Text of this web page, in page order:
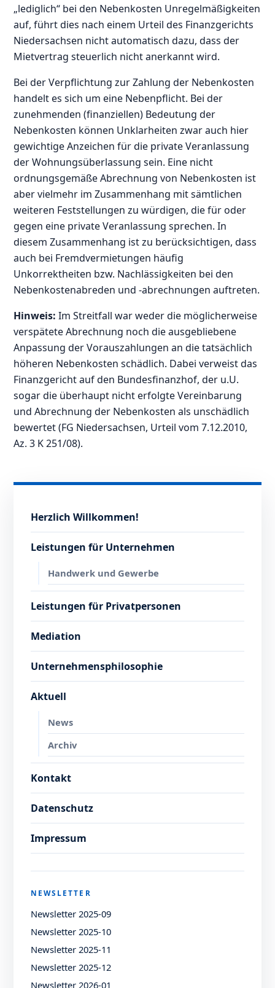
„lediglich“ bei den Nebenkosten Unregelmäßigkeiten
auf, führt dies nach einem Urteil des Finanzgerichts
Niedersachsen nicht automatisch dazu, dass der
Mietvertrag steuerlich nicht anerkannt wird.
Bei der Verpflichtung zur Zahlung der Nebenkosten
handelt es sich um eine Nebenpflicht. Bei der
zunehmenden (finanziellen) Bedeutung der
Nebenkosten können Unklarheiten zwar auch hier
gewichtige Anzeichen für die private Veranlassung
der Wohnungsüberlassung sein. Eine nicht
ordnungsgemäße Abrechnung von Nebenkosten ist
aber vielmehr im Zusammenhang mit sämtlichen
weiteren Feststellungen zu würdigen, die für oder
gegen eine private Veranlassung sprechen. In
diesem Zusammenhang ist zu berücksichtigen, dass
auch bei Fremdvermietungen häufig
Unkorrektheiten bzw. Nachlässigkeiten bei den
Nebenkostenabreden und -abrechnungen auftreten.
Hinweis: Im Streitfall war weder die möglicherweise
verspätete Abrechnung noch die ausgebliebene
Anpassung der Vorauszahlungen an die tatsächlich
höheren Nebenkosten schädlich. Dabei verweist das
Finanzgericht auf den Bundesfinanzhof, der u.U.
sogar die überhaupt nicht erfolgte Vereinbarung
und Abrechnung der Nebenkosten als unschädlich
bewertet (FG Niedersachsen, Urteil vom 7.12.2010,
Az. 3 K 251/08).
Herzlich Willkommen!
Leistungen für Unternehmen
Handwerk und Gewerbe
Leistungen für Privatpersonen
Mediation
Unternehmensphilosophie
Aktuell
News
Archiv
Kontakt
Datenschutz
Impressum
NEWSLETTER
Newsletter 2025-09
Newsletter 2025-10
Newsletter 2025-11
Newsletter 2025-12
Newsletter 2026-01